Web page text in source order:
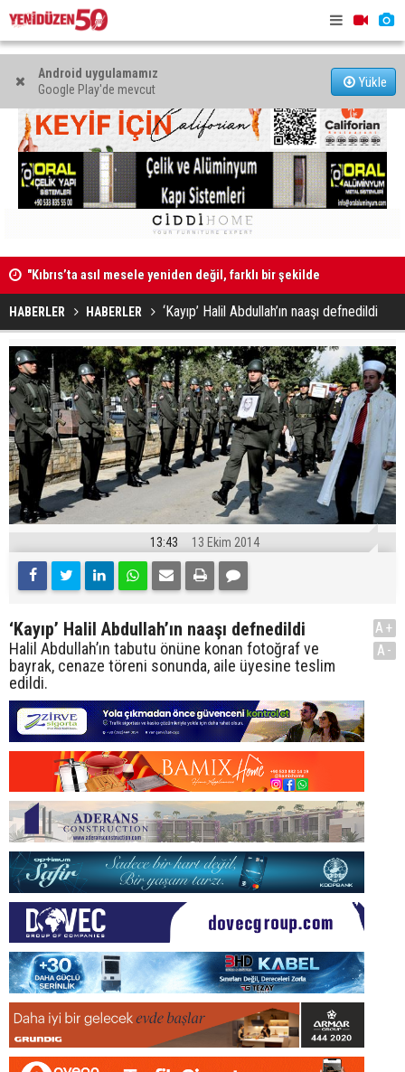
Android uygulamamız
Google Play'de mevcut
Yükle
"Kıbrıs’ta asıl mesele yeniden değil, farklı bir şekilde
müzakere etmek"
HABERLER HABERLER ‘Kayıp’ Halil Abdullah’ın naaşı defnedildi
13:43 13 Ekim 2014
‘Kayıp’ Halil Abdullah’ın naaşı defnedildi
Halil Abdullah’ın tabutu önüne konan fotoğraf ve
bayrak, cenaze töreni sonunda, aile üyesine teslim
edildi.
A+
A-